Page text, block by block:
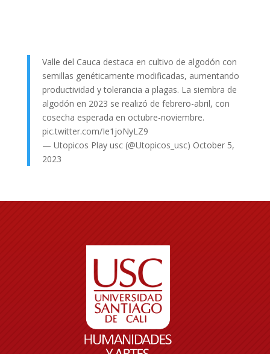
Valle del Cauca destaca en cultivo de algodón con
semillas genéticamente modificadas, aumentando
productividad y tolerancia a plagas. La siembra de
algodón en 2023 se realizó de febrero-abril, con
cosecha esperada en octubre-noviembre.
pic.twitter.com/Ie1joNyLZ9
— Utopicos Play usc (@Utopicos_usc) October 5,
2023